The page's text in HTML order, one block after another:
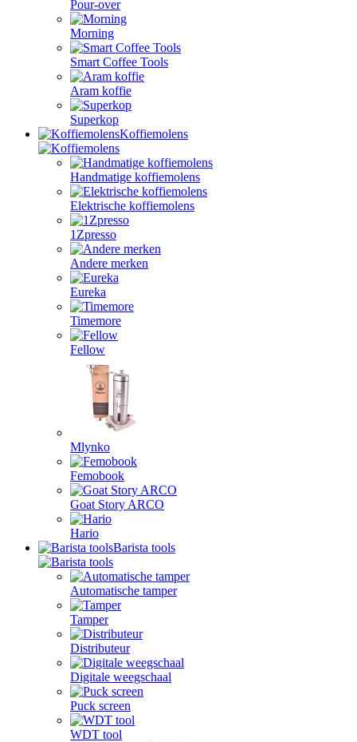
Pour-over
Morning
Smart Coffee Tools
Aram koffie
Superkop
Koffiemolens
Handmatige koffiemolens
Elektrische koffiemolens
1Zpresso
Andere merken
Eureka
Timemore
Fellow
Mlynko
Femobook
Goat Story ARCO
Hario
Barista tools
Automatische tamper
Tamper
Distributeur
Digitale weegschaal
Puck screen
WDT tool